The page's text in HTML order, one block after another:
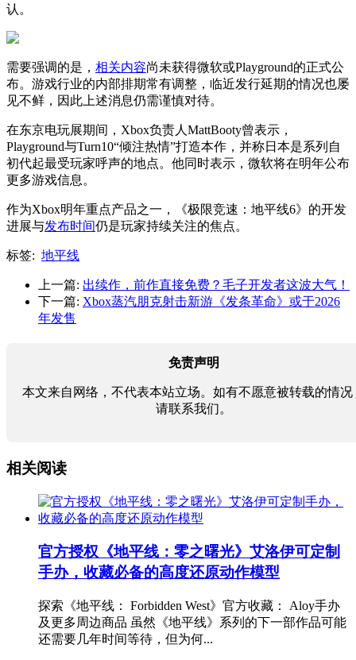
认。
需要强调的是， 相关内容尚未获得微软或Playground的正式公
布。游戏行业的内部排期常有调整，临近发行延期的情况也屡
见不鲜，因此上述消息仍需谨慎对待。
在东京电玩展期间，Xbox负责人MattBooty曾表示，
Playground与Turn10“倾注热情”打造本作，并称日本是系列自
初代起最受玩家呼声的地点。他同时表示，微软将在明年公布
更多游戏信息。
作为Xbox明年重点产品之一，《极限竞速：地平线6》的开发
进展与发布时间仍是玩家持续关注的焦点。
标签: 地平线
上一篇: 出续作，前作直接免费？毛子开发者这波大气！
下一篇: Xbox蒸汽朋克射击新游《发条革命》或于2026
年发售
免责声明
本文来自网络，不代表本站立场。如有不愿意被转载的情况
请联系我们。
相关阅读
官方授权《地平线：零之曙光》艾洛伊可定制
手办，收藏必备的高度还原动作模型
探索《地平线： Forbidden West》官方收藏： Aloy手办
及更多周边商品 虽然《地平线》系列的下一部作品可能
还需要几年时间等待，但为何...